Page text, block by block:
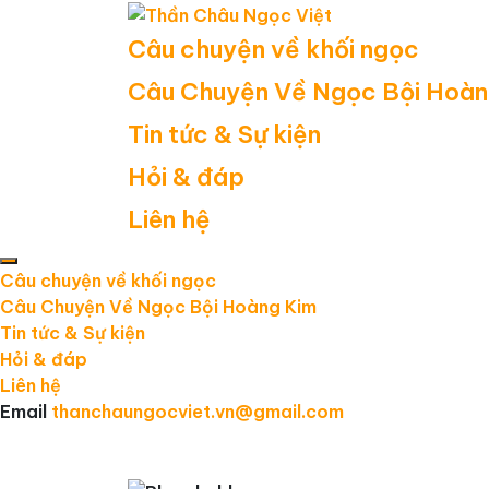
Câu chuyện về khối ngọc
Câu Chuyện Về Ngọc Bội
Tin tức & Sự kiện
Hỏi & đáp
Liên hệ
Câu chuyện về khối ngọc
Câu Chuyện Về Ngọc Bội Hoàng Kim
Tin tức & Sự kiện
Hỏi & đáp
Liên hệ
Email thanchaungocviet.vn@gmail.com